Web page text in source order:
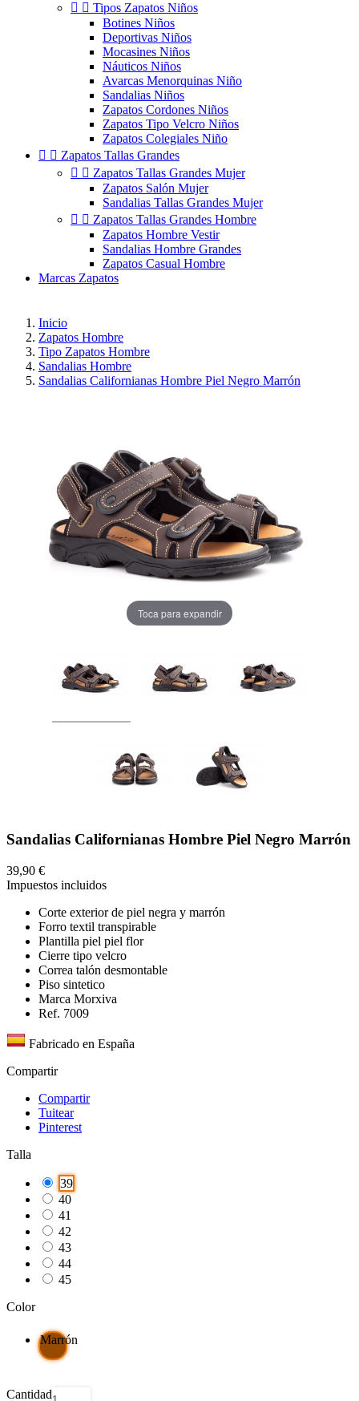
  Tipos Zapatos Niños
Botines Niños
Deportivas Niños
Mocasines Niños
Náuticos Niños
Avarcas Menorquinas Niño
Sandalias Niños
Zapatos Cordones Niños
Zapatos Tipo Velcro Niños
Zapatos Colegiales Niño
  Zapatos Tallas Grandes
  Zapatos Tallas Grandes Mujer
Zapatos Salón Mujer
Sandalias Tallas Grandes Mujer
  Zapatos Tallas Grandes Hombre
Zapatos Hombre Vestir
Sandalias Hombre Grandes
Zapatos Casual Hombre
Marcas Zapatos
Inicio
Zapatos Hombre
Tipo Zapatos Hombre
Sandalias Hombre
Sandalias Californianas Hombre Piel Negro Marrón
Toca para expandir
Sandalias Californianas Hombre Piel Negro Marrón
39,90 €
Impuestos incluidos
Corte exterior de piel negra y marrón
Forro textil transpirable
Plantilla piel piel flor
Cierre tipo velcro
Correa talón desmontable
Piso sintetico
Marca Morxiva
Ref. 7009
Fabricado en España
Compartir
Compartir
Tuitear
Pinterest
Talla
39
40
41
42
43
44
45
Color
Marrón
Cantidad